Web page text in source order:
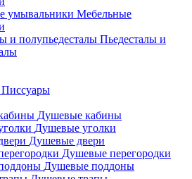
Мебельные
Пьедесталы и
Писсуары
Душевые кабины
Душевые уголки
Душевые двери
Душевые перегородки
Душевые поддоны